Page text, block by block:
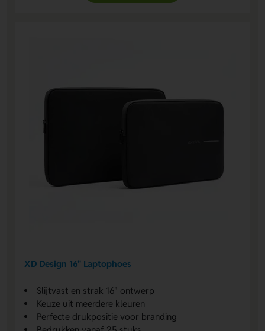
XD Design 16" Laptophoes
Slijtvast en strak 16" ontwerp
Keuze uit meerdere kleuren
Perfecte drukpositie voor branding